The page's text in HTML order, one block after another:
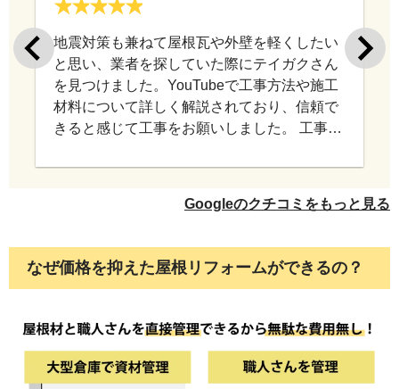
地震対策も兼ねて屋根瓦や外壁を軽くしたい
と思い、業者を探していた際にテイガクさん
を見つけました。YouTubeで工事方法や施工
材料について詳しく解説されており、信頼で
きると感じて工事をお願いしました。 工事中
意図を汲み取りながら進めていただけたので
足しており、工事をお願いして本当に良かっ
だき、ありがとうございました。
Googleのクチコミをもっと見る
なぜ価格を抑えた屋根リフォームができるの？